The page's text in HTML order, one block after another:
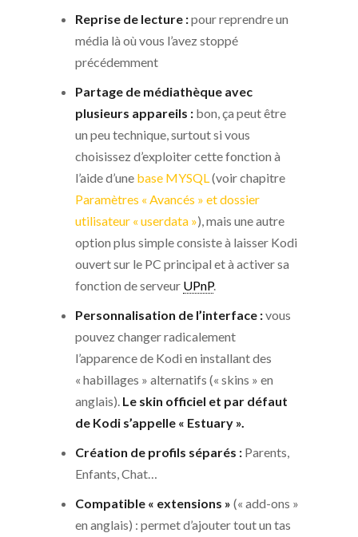
Reprise de lecture :pour reprendre un
média là où vous l’avez stoppé
précédemment
Partage de médiathèque avec
plusieurs appareils : bon, ça peut être
un peu technique, surtout si vous
choisissez d’exploiter cette fonction à
l’aide d’une base MYSQL (voir chapitre
Paramètres « Avancés » et dossier
utilisateur « userdata »), mais une autre
option plus simple consiste à laisser Kodi
ouvert sur le PC principal et à activer sa
fonction de serveur UPnP.
Personnalisation de l’interface :vous
pouvez changer radicalement
l’apparence de Kodi en installant des
« habillages » alternatifs (« skins » en
anglais). Le skin officiel et par défaut
de Kodi s’appelle « Estuary ».
Création de profils séparés : Parents,
Enfants, Chat…
Compatible « extensions » (« add-ons »
en anglais) : permet d’ajouter tout un tas